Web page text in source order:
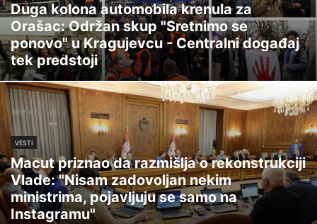
Duga kolona automobila krenula za
Orašac: Održan skup "Sretnimo se
ponovo" u Kragujevcu - Centralni događaj
tek predstoji
VESTI
Macut priznao da razmišlja o rekonstrukciji
Vlade: "Nisam zadovoljan nekim
ministrima, pojavljuju se samo na
Instagramu"